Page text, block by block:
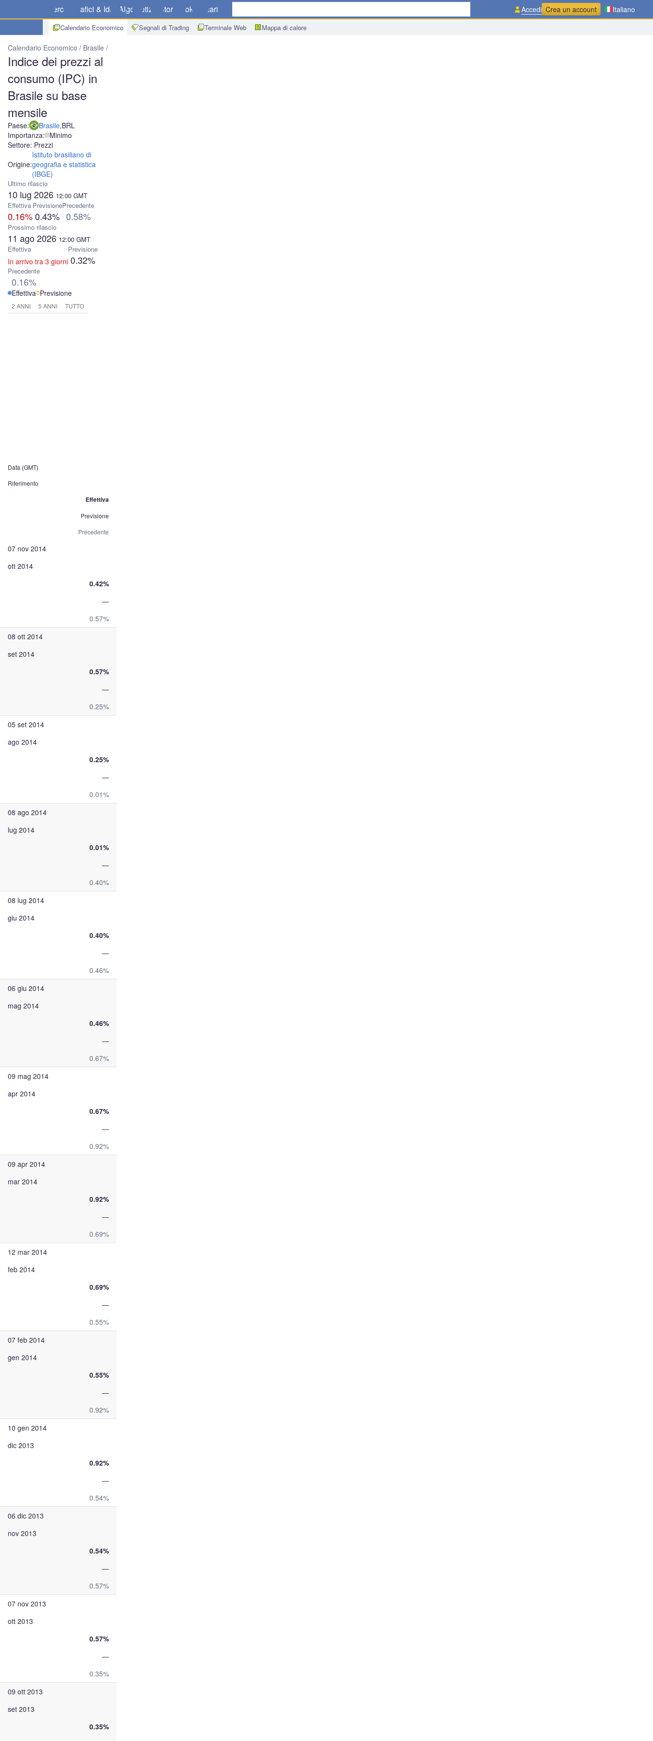
Mercati Grafici & Idee Algo Notizie Store Broker Scarica
Calendario Economico Segnali di Trading Terminale Web Mappa di calore
Accedi Crea un account Italiano
Calendario Economico Brasile
Indice dei prezzi al
consumo (IPC) in
Brasile su base
mensile
Paese: Brasile,BRL
Importanza: Minimo
Settore: Prezzi
Origine:
Istituto brasiliano di
geografia e statistica
(IBGE)
Ultimo rilascio
10 lug 2026 12:00 GMT
Effettiva
0.16%
Previsione
0.43%
Precedente
0.58%
Prossimo rilascio
11 ago 2026 12:00 GMT
Effettiva
In arrivo tra 3 giorni
Previsione
0.32%
Precedente
0.16%
Effettiva Previsione
2 ANNI 5 ANNI TUTTO
Data (GMT)
Riferimento
Effettiva
Previsione
Precedente
07 nov 2014
ott 2014
0.42%
—
0.57%
08 ott 2014
set 2014
0.57%
—
0.25%
05 set 2014
ago 2014
0.25%
—
0.01%
08 ago 2014
lug 2014
0.01%
—
0.40%
08 lug 2014
giu 2014
0.40%
—
0.46%
06 giu 2014
mag 2014
0.46%
—
0.67%
09 mag 2014
apr 2014
0.67%
—
0.92%
09 apr 2014
mar 2014
0.92%
—
0.69%
12 mar 2014
feb 2014
0.69%
—
0.55%
07 feb 2014
gen 2014
0.55%
—
0.92%
10 gen 2014
dic 2013
0.92%
—
0.54%
06 dic 2013
nov 2013
0.54%
—
0.57%
07 nov 2013
ott 2013
0.57%
—
0.35%
09 ott 2013
set 2013
0.35%